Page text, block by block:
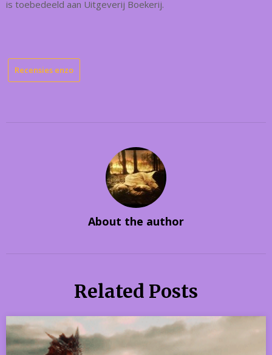
is toebedeeld aan Uitgeverij Boekerij.
Recensies enzo
About the author
Related Posts